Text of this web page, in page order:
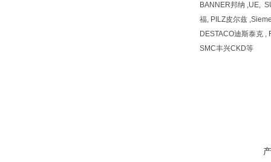
BANNER邦纳 ,UE,
福, PILZ皮尔兹
DESTACO迪斯泰克
SMC丰兴CKD等